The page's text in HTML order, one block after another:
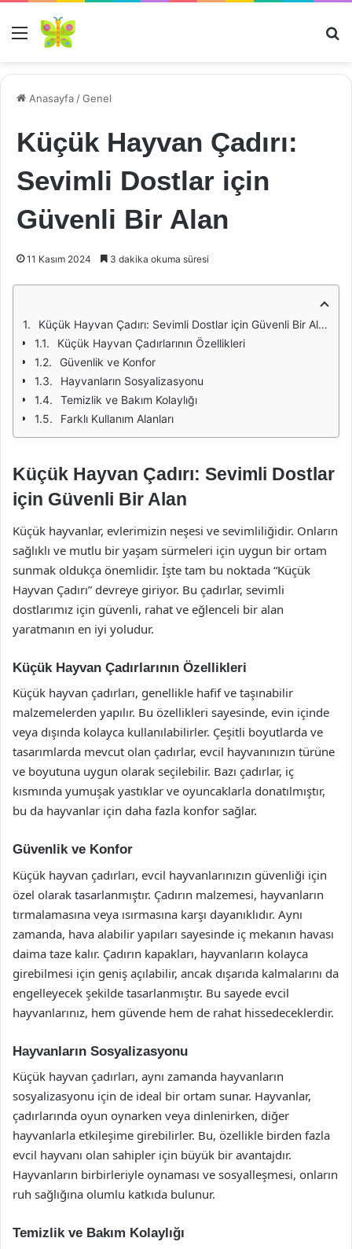
Menü
Anasayfa /Genel
Küçük Hayvan Çadırı:
Sevimli Dostlar için
Güvenli Bir Alan
11 Kasım 2024 3 dakika okuma süresi
Küçük Hayvan Çadırı: Sevimli Dostlar için Güvenli Bir Alan
Küçük Hayvan Çadırlarının Özellikleri
Güvenlik ve Konfor
Hayvanların Sosyalizasyonu
Temizlik ve Bakım Kolaylığı
Farklı Kullanım Alanları
Küçük Hayvan Çadırı: Sevimli Dostlar
için Güvenli Bir Alan
Küçük hayvanlar, evlerimizin neşesi ve sevimliliğidir. Onların
sağlıklı ve mutlu bir yaşam sürmeleri için uygun bir ortam
sunmak oldukça önemlidir. İşte tam bu noktada “Küçük
Hayvan Çadırı” devreye giriyor. Bu çadırlar, sevimli
dostlarımız için güvenli, rahat ve eğlenceli bir alan
yaratmanın en iyi yoludur.
Küçük Hayvan Çadırlarının Özellikleri
Küçük hayvan çadırları, genellikle hafif ve taşınabilir
malzemelerden yapılır. Bu özellikleri sayesinde, evin içinde
veya dışında kolayca kullanılabilirler. Çeşitli boyutlarda ve
tasarımlarda mevcut olan çadırlar, evcil hayvanınızın türüne
ve boyutuna uygun olarak seçilebilir. Bazı çadırlar, iç
kısmında yumuşak yastıklar ve oyuncaklarla donatılmıştır,
bu da hayvanlar için daha fazla konfor sağlar.
Güvenlik ve Konfor
Küçük hayvan çadırları, evcil hayvanlarınızın güvenliği için
özel olarak tasarlanmıştır. Çadırın malzemesi, hayvanların
tırmalamasına veya ısırmasına karşı dayanıklıdır. Aynı
zamanda, hava alabilir yapıları sayesinde iç mekanın havası
daima taze kalır. Çadırın kapakları, hayvanların kolayca
girebilmesi için geniş açılabilir, ancak dışarıda kalmalarını da
engelleyecek şekilde tasarlanmıştır. Bu sayede evcil
hayvanlarınız, hem güvende hem de rahat hissedeceklerdir.
Hayvanların Sosyalizasyonu
Küçük hayvan çadırları, aynı zamanda hayvanların
sosyalizasyonu için de ideal bir ortam sunar. Hayvanlar,
çadırlarında oyun oynarken veya dinlenirken, diğer
hayvanlarla etkileşime girebilirler. Bu, özellikle birden fazla
evcil hayvanı olan sahipler için büyük bir avantajdır.
Hayvanların birbirleriyle oynaması ve sosyalleşmesi, onların
ruh sağlığına olumlu katkıda bulunur.
Temizlik ve Bakım Kolaylığı